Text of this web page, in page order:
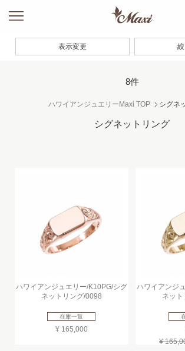
8件
ハワイアンジュエリーMaxi TOP シグネ
シグネットリング
ハワイアンジュエリー/K10PG/シグ
ネットリング/0098
在庫一覧
¥ 165,000
ハワイアンジ
ネッ
¥
表示変更